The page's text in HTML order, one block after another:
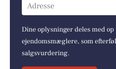
Adresse
Dine oplysninger deles med
ejendomsmæglere, som
salgsvurdering.